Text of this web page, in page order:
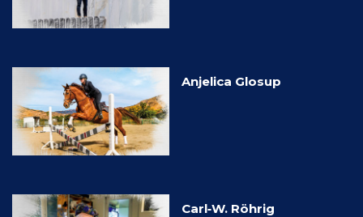
Anjelica Glosup
Carl‑W. Röhrig